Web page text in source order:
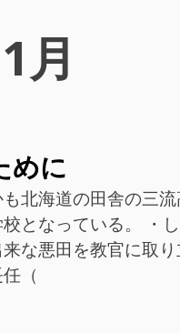
月
めに
北海道の田舎の三流
となっている。 ・し
な悪田を教官に取
（